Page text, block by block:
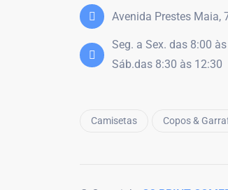
Avenida Prestes Maia,
Seg. a Sex. das 8:00
Sáb.das 8:30 às 12:30
Camisetas Copos &